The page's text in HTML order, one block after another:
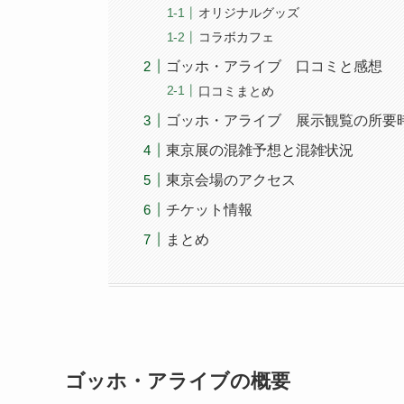
オリジナルグッズ
コラボカフェ
ゴッホ・アライブ 口コミと感想
口コミまとめ
ゴッホ・アライブ 展示観覧の所要
東京展の混雑予想と混雑状況
東京会場のアクセス
チケット情報
まとめ
ゴッホ・アライブの概要